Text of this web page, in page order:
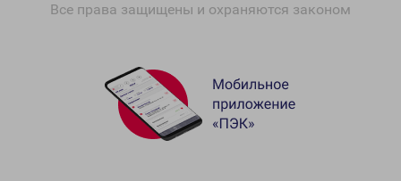
Все права защищены и охраняются законом